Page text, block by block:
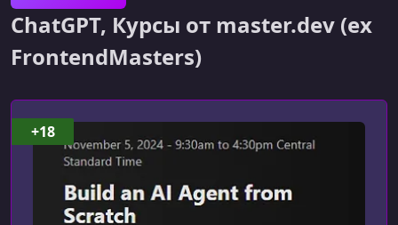
ChatGPT, Курсы от master.dev (ex
FrontendMasters)
+18